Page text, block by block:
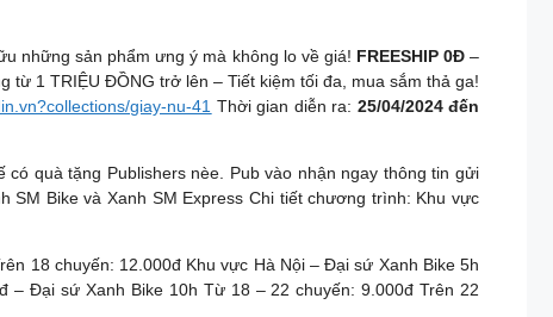
những sản phẩm ưng ý mà không lo về giá! FREESHIP 0Đ–
từ 1 TRIỆU ĐỒNG trở lên – Tiết kiệm tối đa, mua sắm thả ga!
giay-nu-41 Thời gian diễn ra: 25/04/2024 đến
quà tặng Publishers nèe. Pub vào nhận ngay thông tin gửi
Bike và Xanh SM Express Chi tiết chương trình: Khu vực
18 chuyến: 12.000đ Khu vực Hà Nội – Đại sứ Xanh Bike 5h
– Đại sứ Xanh Bike 10h Từ 18 – 22 chuyến: 9.000đ Trên 22